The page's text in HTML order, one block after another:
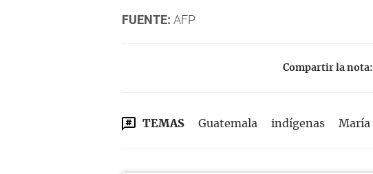
FUENTE: AFP
Compartir la nota:
TEMAS Guatemala indígenas María